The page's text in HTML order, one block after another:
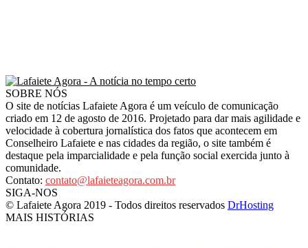
SOBRE NÓS
O site de notícias Lafaiete Agora é um veículo de comunicação
criado em 12 de agosto de 2016. Projetado para dar mais agilidade e
velocidade à cobertura jornalística dos fatos que acontecem em
Conselheiro Lafaiete e nas cidades da região, o site também é
destaque pela imparcialidade e pela função social exercida junto à
comunidade.
Contato: contato@lafaieteagora.com.br
SIGA-NOS
© Lafaiete Agora 2019 - Todos direitos reservados DrHosting
MAIS HISTÓRIAS